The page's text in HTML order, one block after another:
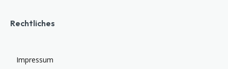
Rechtliches
Impressum